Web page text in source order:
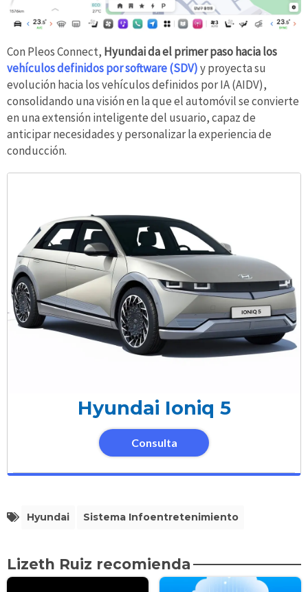
Con Pleos Connect, Hyundai da el primer paso hacia los
vehículos definidos por software (SDV)y proyecta su
evolución hacia los vehículos definidos por IA (AIDV),
consolidando una visión en la que el automóvil se convierte
en una extensión inteligente del usuario, capaz de
anticipar necesidades y personalizar la experiencia de
conducción.
Hyundai Ioniq 5
Consulta
Hyundai Sistema Infoentretenimiento
Lizeth Ruiz recomienda